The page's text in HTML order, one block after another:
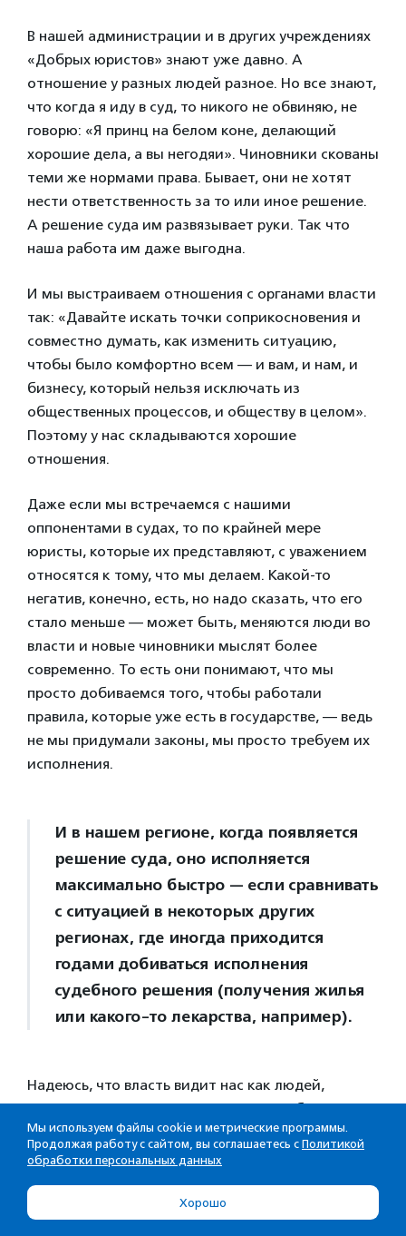
В нашей администрации и в других учреждениях
«Добрых юристов» знают уже давно. А
отношение у разных людей разное. Но все знают,
что когда я иду в суд, то никого не обвиняю, не
говорю: «Я принц на белом коне, делающий
хорошие дела, а вы негодяи». Чиновники скованы
теми же нормами права. Бывает, они не хотят
нести ответственность за то или иное решение.
А решение суда им развязывает руки. Так что
наша работа им даже выгодна.
И мы выстраиваем отношения с органами власти
так: «Давайте искать точки соприкосновения и
совместно думать, как изменить ситуацию,
чтобы было комфортно всем — и вам, и нам, и
бизнесу, который нельзя исключать из
общественных процессов, и обществу в целом».
Поэтому у нас складываются хорошие
отношения.
Даже если мы встречаемся с нашими
оппонентами в судах, то по крайней мере
юристы, которые их представляют, с уважением
относятся к тому, что мы делаем. Какой-то
негатив, конечно, есть, но надо сказать, что его
стало меньше — может быть, меняются люди во
власти и новые чиновники мыслят более
современно. То есть они понимают, что мы
просто добиваемся того, чтобы работали
правила, которые уже есть в государстве, — ведь
не мы придумали законы, мы просто требуем их
исполнения.
И в нашем регионе, когда появляется
решение суда, оно исполняется
максимально быстро — если сравнивать
с ситуацией в некоторых других
регионах, где иногда приходится
годами добиваться исполнения
судебного решения (получения жилья
или какого-то лекарства, например).
Надеюсь, что власть видит нас как людей,
ищущих конструктивные решения проблем, с
которыми сталкиваются общество и конкретные
люди. А мы видим, что у наших региональных
регионе к лучшему. Так что наших чиновников я
Мы используем файлы cookie и метрические программы.
Продолжая работу с сайтом, вы соглашаетесь с Политикой
обработки персональных данных
Хорошо